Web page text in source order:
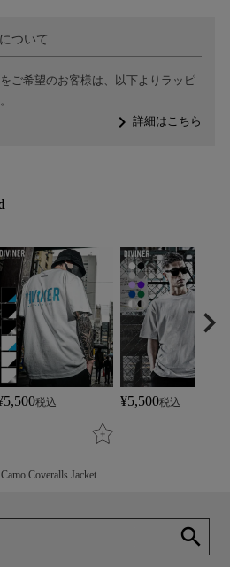
ついて
ご希望のお客様は、以下よりラッピ
navigate_next詳細はこちら
5,500税込 ¥5,500税込
Coveralls Jacket
search